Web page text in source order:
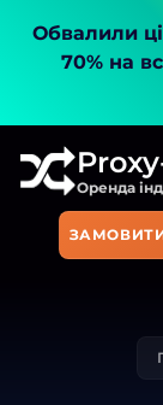
Обвалили
70% на
Оренда